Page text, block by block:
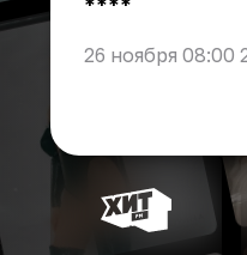
26 ноября 08:00